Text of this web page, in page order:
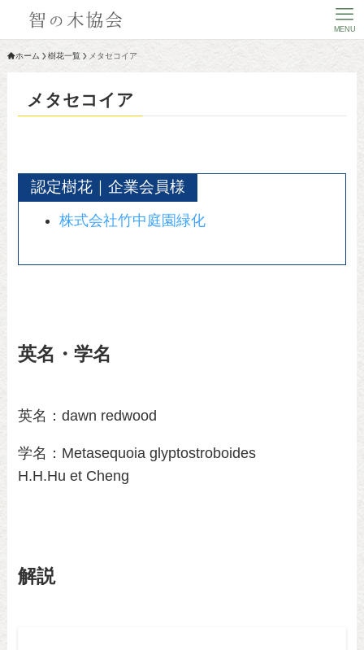
MENU
ホーム 樹花一覧 メタセコイア
メタセコイア
認定樹花｜企業会員様
株式会社竹中庭園緑化
英名・学名
英名：dawn redwood
学名：Metasequoia glyptostroboides
H.H.Hu et Cheng
解説